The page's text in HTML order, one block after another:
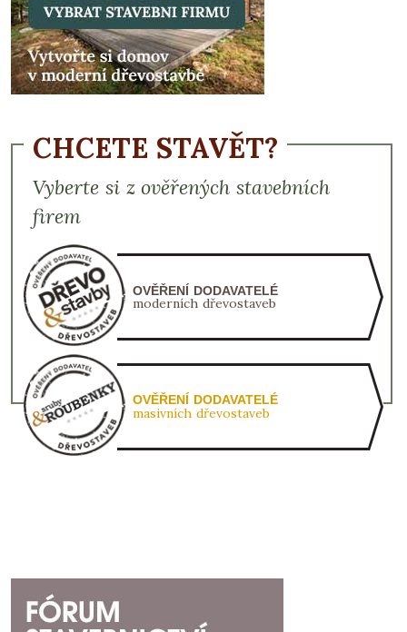
CHCETE STAVĚT?
Vyberte si z ověřených stavebních
firem
OVĚŘENÍ DODAVATELÉ
moderních dřevostaveb
OVĚŘENÍ DODAVATELÉ
masivních dřevostaveb